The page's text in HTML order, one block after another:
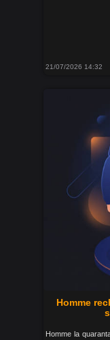
21/07/2026 14:32
Homme
Homme la